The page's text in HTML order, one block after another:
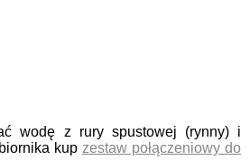
wodę z rury spustowej (rynny) i
kup zestaw połączeniowy do